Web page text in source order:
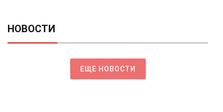
НОВОСТИ
ЕЩЕ НОВОСТИ